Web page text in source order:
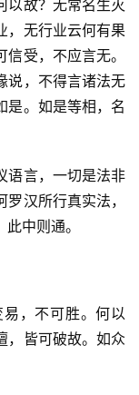
以故？无常名生灭
，无行业云何有果
受，不应言无。
说，不得言诸法无
是。如是等相，名
语言，一切是法非
汉所行真实法，
中则通。
，不可胜。何以
，皆可破故。如众